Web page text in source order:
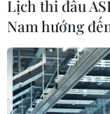
Miền Bắc
nay, cuối tuần
07/08/2026 04:41
Lịch thi đấu
Nam hướng